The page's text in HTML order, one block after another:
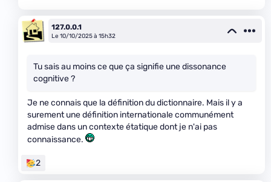
127.0.0.1
Le 10/10/2025 à 15h32
Tu sais au moins ce que ça signifie une dissonance
cognitive ?
Je ne connais que la définition du dictionnaire. Mais il y a
surement une définition internationale communément
admise dans un contexte étatique dont je n'ai pas
connaissance.
2